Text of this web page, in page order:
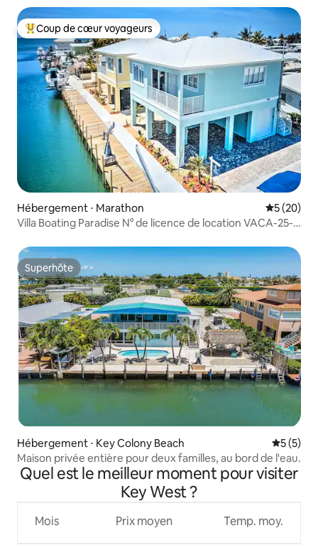
Coups de cœur voyageurs les plus appréciés
Coup de cœur voyageurs
Hébergement ⋅ Marathon
5 (20)
Villa Boating Paradise N° de licence de location VACA-25-
Superhôte
Superhôte
Hébergement ⋅ Key Colony Beach
5 (5)
Maison privée entière pour deux familles, au bord de l'eau.
Quel est le meilleur moment pour visiter
Key West ?
Mois Prix moyen Temp. moy.